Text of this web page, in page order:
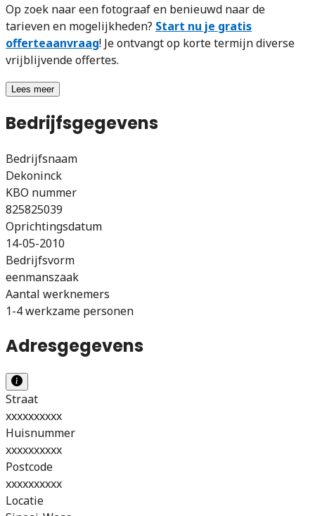
Op zoek naar een fotograaf en benieuwd naar de
tarieven en mogelijkheden? Start nu je gratis
offerteaanvraag! Je ontvangt op korte termijn diverse
vrijblijvende offertes.
Lees meer
Bedrijfsgegevens
Bedrijfsnaam
Dekoninck
KBO nummer
825825039
Oprichtingsdatum
14-05-2010
Bedrijfsvorm
eenmanszaak
Aantal werknemers
1-4 werkzame personen
Adresgegevens
Straat
xxxxxxxxxx
Huisnummer
xxxxxxxxxx
Postcode
xxxxxxxxxx
Locatie